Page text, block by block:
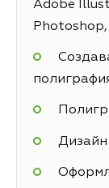
Adobe
Дизайн